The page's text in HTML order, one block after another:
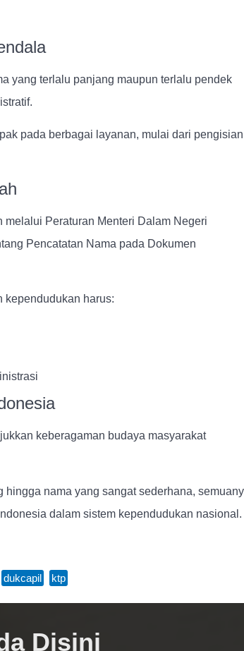
yang terlalu panjang maupun terlalu pendek
pada berbagai layanan, mulai dari pengisian
melalui Peraturan Menteri Dalam Negeri
Pencatatan Nama pada Dokumen
kependudukan harus:
keberagaman budaya masyarakat
nama yang sangat sederhana,
dalam sistem kependudukan nasional.
dukcapil ktp
Disini